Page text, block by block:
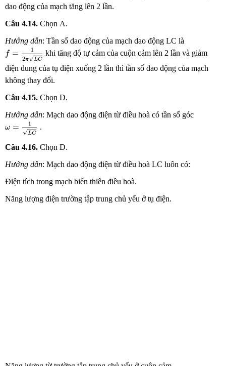
dao động của mạch tăng lên 2 lần.
Câu 4.14. Chọn A.
Hướng dẫn: Tần số dao động của mạch dao động LC là
f =
1
2π√LC
= L C
khi tăng độ tự cảm của cuộn cảm lên 2 lần và giảm
điện dung của tụ điện xuống 2 lần thì tần số dao động của mạch
không thay đổi.
Câu 4.15. Chọn D.
Hướng dẫn: Mạch dao động điện từ điều hoà có tần số góc
ω =
1
√LC
C
.
Câu 4.16. Chọn D.
Hướng dẫn: Mạch dao động điện từ điều hoà LC luôn có:
Điện tích trong mạch biến thiên điều hoà.
Năng lượng điện trường tập trung chủ yếu ở tụ điện.